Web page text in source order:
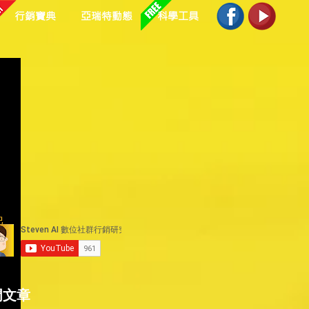
行銷寶典 亞瑞特動態 科學工具
章